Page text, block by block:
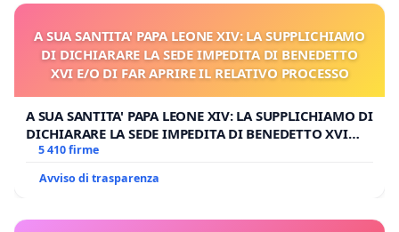
A SUA SANTITA' PAPA LEONE XIV: LA SUPPLICHIAMO
DI DICHIARARE LA SEDE IMPEDITA DI BENEDETTO
XVI E/O DI FAR APRIRE IL RELATIVO PROCESSO
A SUA SANTITA' PAPA LEONE XIV: LA SUPPLICHIAMO DI
DICHIARARE LA SEDE IMPEDITA DI BENEDETTO XVI
E/O DI FAR APRIRE IL RELATIVO PROCESSO
5 410 firme
Avviso di trasparenza